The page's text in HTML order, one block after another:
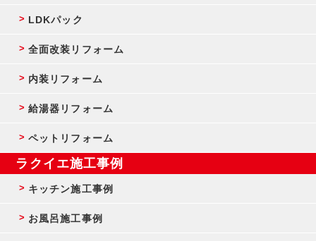
LDKパック
全面改装リフォーム
内装リフォーム
給湯器リフォーム
ペットリフォーム
ラクイエ施工事例
キッチン施工事例
お風呂施工事例